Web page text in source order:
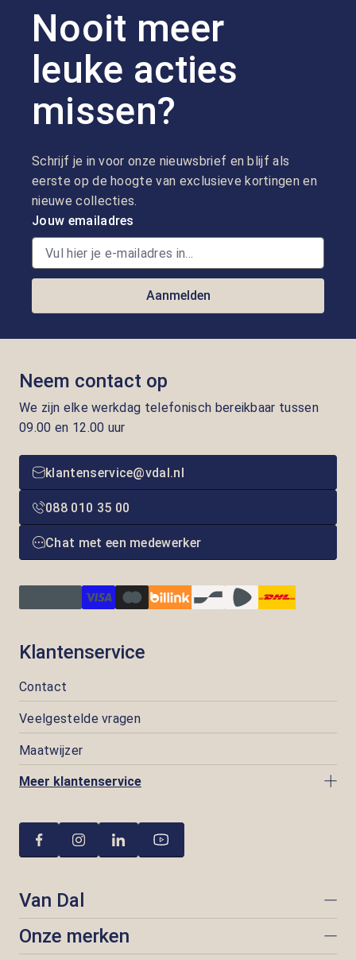
Nooit meer
leuke acties
missen?
Schrijf je in voor onze nieuwsbrief en blijf als
eerste op de hoogte van exclusieve kortingen en
nieuwe collecties.
Jouw emailadres
Aanmelden
Neem contact op
We zijn elke werkdag telefonisch bereikbaar tussen
09.00 en 12.00 uur
klantenservice@vdal.nl
088 010 35 00
Chat met een medewerker
Klantenservice
Contact
Veelgestelde vragen
Maatwijzer
Meer klantenservice
Van Dal
Onze merken